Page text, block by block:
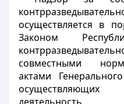
осуществляется в
Законом
совместными
актами
осуществляющих